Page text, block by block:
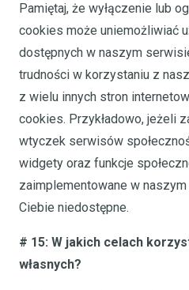
Pamiętaj, że wyłączenie lub
cookies może uniemożliwiać
dostępnych w naszym
trudności w korzystaniu z
z wielu innych stron
cookies. Przykładowo, jeżeli
wtyczek serwisów
widgety oraz funkcje
zaimplementowane w
Ciebie niedostępne.
# 15: W jakich celach
własnych?